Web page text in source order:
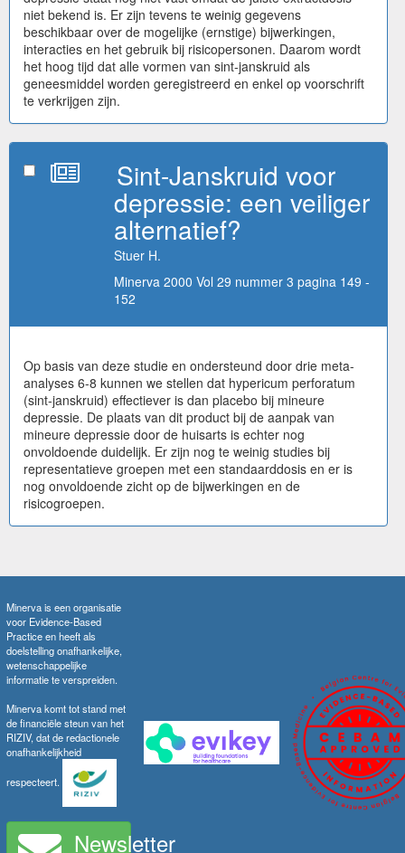
niet bekend is. Er zijn tevens te weinig gegevens
beschikbaar over de mogelijke (ernstige) bijwerkingen,
interacties en het gebruik bij risicopersonen. Daarom wordt
het hoog tijd dat alle vormen van sint-janskruid als
geneesmiddel worden geregistreerd en enkel op voorschrift
te verkrijgen zijn.
Sint-Janskruid voor
depressie: een veiliger
alternatief?
Stuer H.
Minerva 2000 Vol 29 nummer 3 pagina 149 -
152
Op basis van deze studie en ondersteund door drie meta-
analyses 6-8 kunnen we stellen dat hypericum perforatum
(sint-janskruid) effectiever is dan placebo bij mineure
depressie. De plaats van dit product bij de aanpak van
mineure depressie door de huisarts is echter nog
onvoldoende duidelijk. Er zijn nog te weinig studies bij
representatieve groepen met een standaarddosis en er is
nog onvoldoende zicht op de bijwerkingen en de
risicogroepen.
Minerva is een organisatie
voor Evidence-Based
Practice en heeft als
doelstelling onafhankelijke,
wetenschappelijke
informatie te verspreiden.
Minerva komt tot stand met
de financiële steun van het
RIZIV, dat de redactionele
onafhankelijkheid
respecteert.
Newsletter